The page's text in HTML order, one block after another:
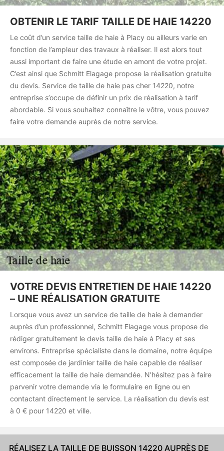
OBTENIR LE TARIF TAILLE DE HAIE 14220
Le coût d’un service taille de haie à Placy ou ailleurs varie en
fonction de l’ampleur des travaux à réaliser. Il est alors tout
aussi important de faire une étude en amont de votre projet.
C’est ainsi que Schmitt Elagage propose la réalisation gratuite
du devis. Service de taille de haie pas cher 14220, notre
entreprise s’occupe de définir un prix de réalisation à tarif
abordable. Si vous souhaitez connaître le vôtre, vous pouvez
faire votre demande auprès de notre service.
VOTRE DEVIS ENTRETIEN DE HAIE 14220
– UNE RÉALISATION GRATUITE
Lorsque vous avez un service de taille de haie à demander
auprès d’un professionnel, Schmitt Elagage vous propose de
rédiger gratuitement le devis taille de haie à Placy et ses
environs. Entreprise spécialiste dans le domaine, notre équipe
est composée de jardinier taille de haie capable de réaliser
efficacement la taille de haie demandée. N’hésitez pas à faire
parvenir votre demande via le formulaire en ligne ou en
contactant directement le service. La réalisation du devis est
à 0 € pour 14220 et ville.
RÉALISEZ LA TAILLE DE BUISSON 14220 AUPRÈS DE